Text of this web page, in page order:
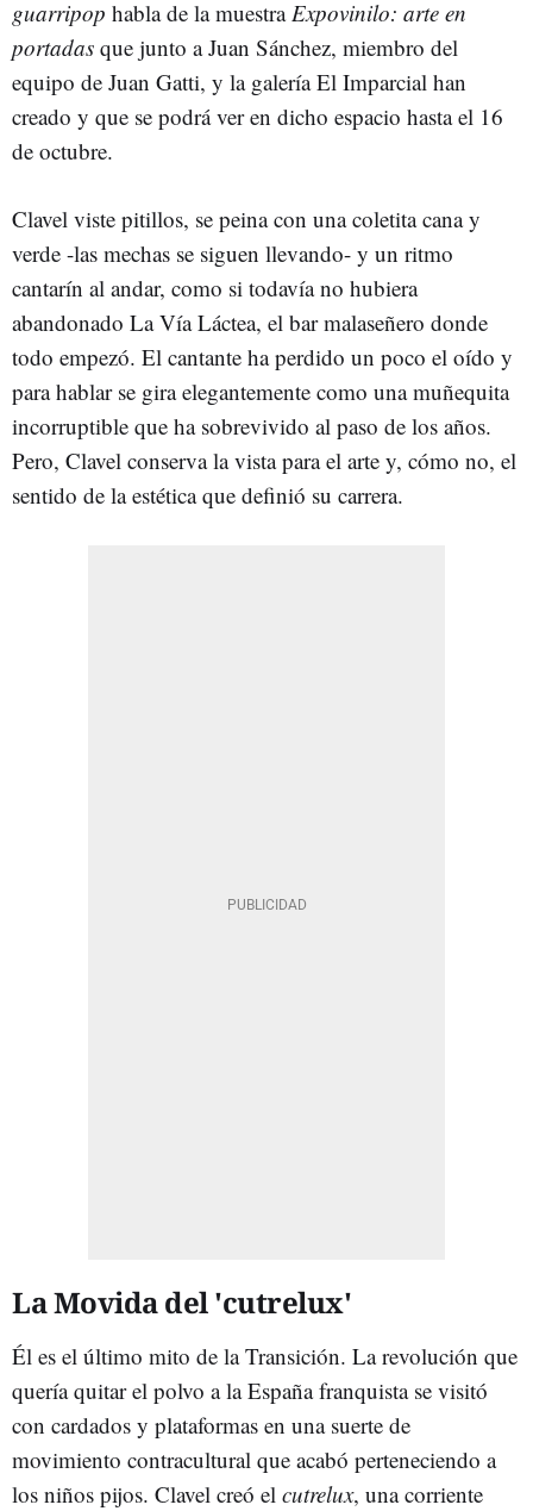
guarripop habla de la muestraExpovinilo: arte en
portadas que junto a Juan Sánchez, miembro del
equipo de Juan Gatti, y la galería El Imparcial han
creado y que se podrá ver en dicho espacio hasta el 16
de octubre.
Clavel viste pitillos, se peina con una coletita cana y
verde -las mechas se siguen llevando- y un ritmo
cantarín al andar, como si todavía no hubiera
abandonado La Vía Láctea, el bar malaseñero donde
todo empezó. El cantante ha perdido un poco el oído y
para hablar se gira elegantemente como una muñequita
incorruptible que ha sobrevivido al paso de los años.
Pero, Clavel conserva la vista para el arte y, cómo no, el
sentido de la estética que definió su carrera.
La Movida del 'cutrelux'
Él es el último mito de la Transición. La revolución que
quería quitar el polvo a la España franquista se visitó
con cardados y plataformas en una suerte de
movimiento contracultural que acabó perteneciendo a
los niños pijos. Clavel creó el cutrelux, una corriente